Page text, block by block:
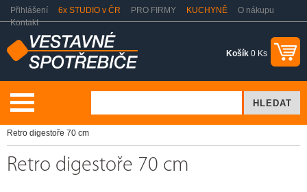
Přihlášení 6x STUDIO v ČR PRO FIRMY KUCHYNĚ
O nákupu
Kontakt
Košík 0 Ks
Retro digestoře 70 cm
Retro digestoře 70 cm